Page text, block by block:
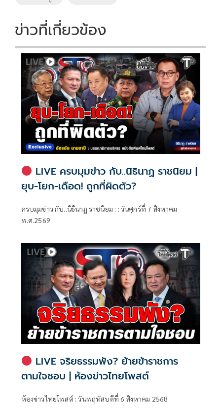
ข่าวที่เกี่ยวข้อง
LIVE ครบมุมข่าว กับ..นิธินาฏ ราชนิยม |
ยุบ-โยก-เดือด! ถูกที่ผิดตัว?
ครบมุมข่าว กับ..นิธินาฏ ราชนิยม : : วันศุกร์ที่ 7 สิงหาคม
พ.ศ.2569
LIVE จริยธรรมพัง? ย้ายข้าราชการ
ตามใจชอบ | ห้องข่าวไทยโพสต์
ห้องข่าวไทยโพสต์ : วันพฤหัสบดีที่ 6 สิงหาคม 2568